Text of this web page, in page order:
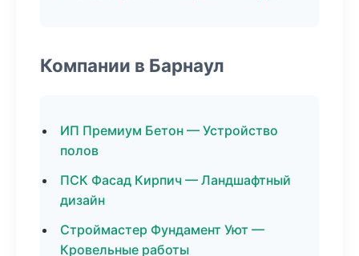
Компании в Барнаул
ИП Премиум Бетон — Устройство
полов
ПСК Фасад Кирпич — Ландшафтный
дизайн
Строймастер Фундамент Уют —
Кровельные работы